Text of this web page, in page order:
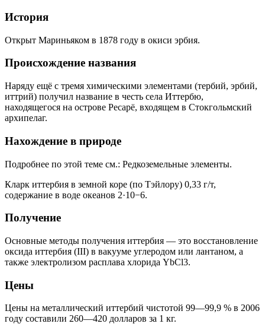
История
Открыт Мариньяком в 1878 году в окиси эрбия.
Происхождение названия
Наряду ещё с тремя химическими элементами (тербий, эрбий,
иттрий) получил название в честь села Иттербю,
находящегося на острове Ресарё, входящем в Стокгольмский
архипелаг.
Нахождение в природе
Подробнее по этой теме см.: Редкоземельные элементы.
Кларк иттербия в земной коре (по Тэйлору) 0,33 г/т,
содержание в воде океанов 2·10−6.
Получение
Основные методы получения иттербия — это восстановление
оксида иттербия (III) в вакууме углеродом или лантаном, а
также электролизом расплава хлорида YbCl3.
Цены
Цены на металлический иттербий чистотой 99—99,9 % в 2006
году составили 260—420 долларов за 1 кг.